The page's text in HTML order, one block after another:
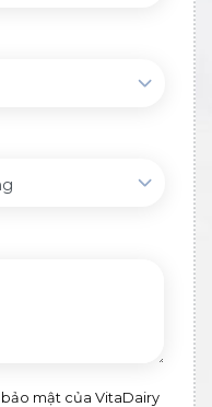
mật của VitaDairy